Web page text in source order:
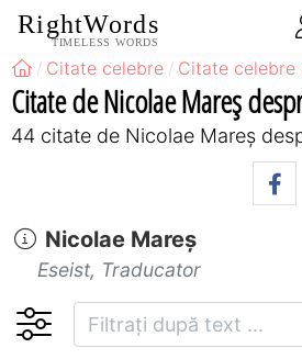
RightWords
TIMELESS WORDS
Citate celebre Citate celebre
Citate de Nicolae Mareș
44 citate de Nicolae Mareș
Nicolae Mareș
Eseist, Traducator